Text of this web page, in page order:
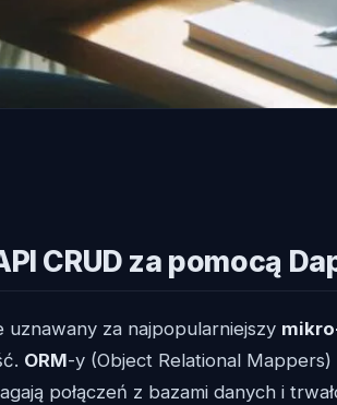
CRUD za pomocą
za najpopularniejszy
ORM-y (Object Relational
połączeń z bazami danych i